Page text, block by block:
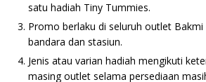
satu hadiah Tiny Tummies.
Promo berlaku di seluruh outlet
bandara dan stasiun.
Jenis atau varian hadiah mengikuti
masing outlet selama persediaan